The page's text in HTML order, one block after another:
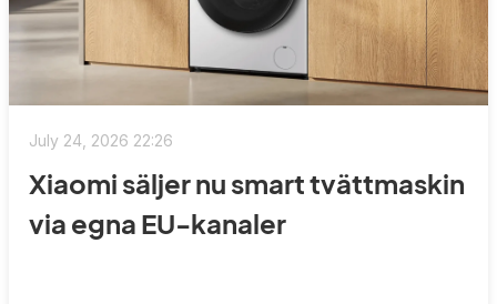
July 24, 2026 22:26
Xiaomi säljer nu smart tvättmaskin
via egna EU-kanaler